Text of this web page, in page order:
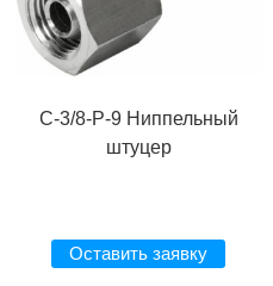
C-3/8-P-9 Ниппельный
штуцер
Оставить заявку